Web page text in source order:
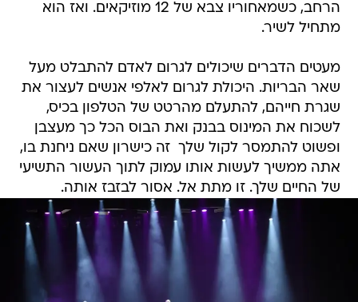
הרחב, כשמאחוריו צבא של 12 מוזיקאים. ואז הוא
מתחיל לשיר.
מעטים הדברים שיכולים לגרום לאדם להתבלט מעל
שאר הבריות. היכולת לגרום לאלפי אנשים לעצור את
שגרת חייהם, להתעלם מהרטט של הטלפון בכיס,
לשכוח את המינוס בבנק ואת הבוס הכל כך מעצבן
ופשוט להתמסר לקול שלך  זה כישרון שאם ניחנת בו,
אתה ממשיך לעשות אותו עמוק לתוך העשור התשיעי
של החיים שלך. זו מתת אל. אסור לבזבז אותה.